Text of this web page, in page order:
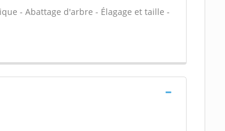
- Abattage d'arbre - Élagage et taille -